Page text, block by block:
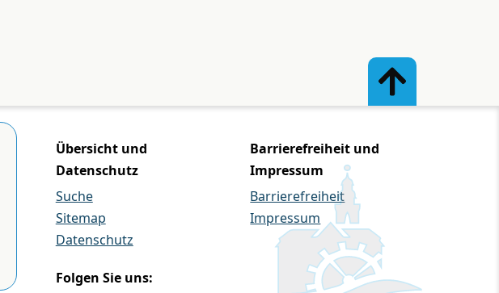
Übersicht und
Datenschutz
Suche
Sitemap
Datenschutz
Barrierefreiheit und
Impressum
Barrierefreiheit
Impressum
Folgen Sie uns: